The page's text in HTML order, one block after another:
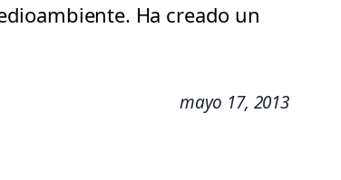
Ha creado un
mayo 17, 2013